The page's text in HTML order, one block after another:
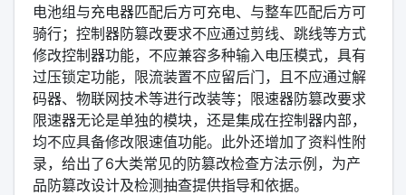
电池组与充电器匹配后方可充电、与整车匹配后方可
骑行；控制器防篡改要求不应通过剪线、跳线等方式
修改控制器功能，不应兼容多种输入电压模式，具有
过压锁定功能，限流装置不应留后门，且不应通过解
码器、物联网技术等进行改装等；限速器防篡改要求
限速器无论是单独的模块，还是集成在控制器内部，
均不应具备修改限速值功能。此外还增加了资料性附
录，给出了6大类常见的防篡改检查方法示例，为产
品防篡改设计及检测抽查提供指导和依据。